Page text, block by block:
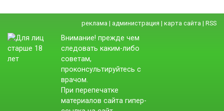
реклама | администрация | карта сайта | RSS
Внимание! прежде чем
следовать каким-либо
советам,
проконсультируйтесь с
врачом.
При перепечатке
материалов сайта гипер-